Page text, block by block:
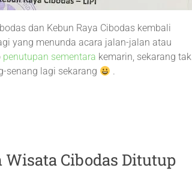
dan Kebun Raya Cibodas kembali
yang menunda acara jalan-jalan atau
penutupan sementara kemarin, sekarang tak
senang lagi sekarang
.
Cibodas Ditutup